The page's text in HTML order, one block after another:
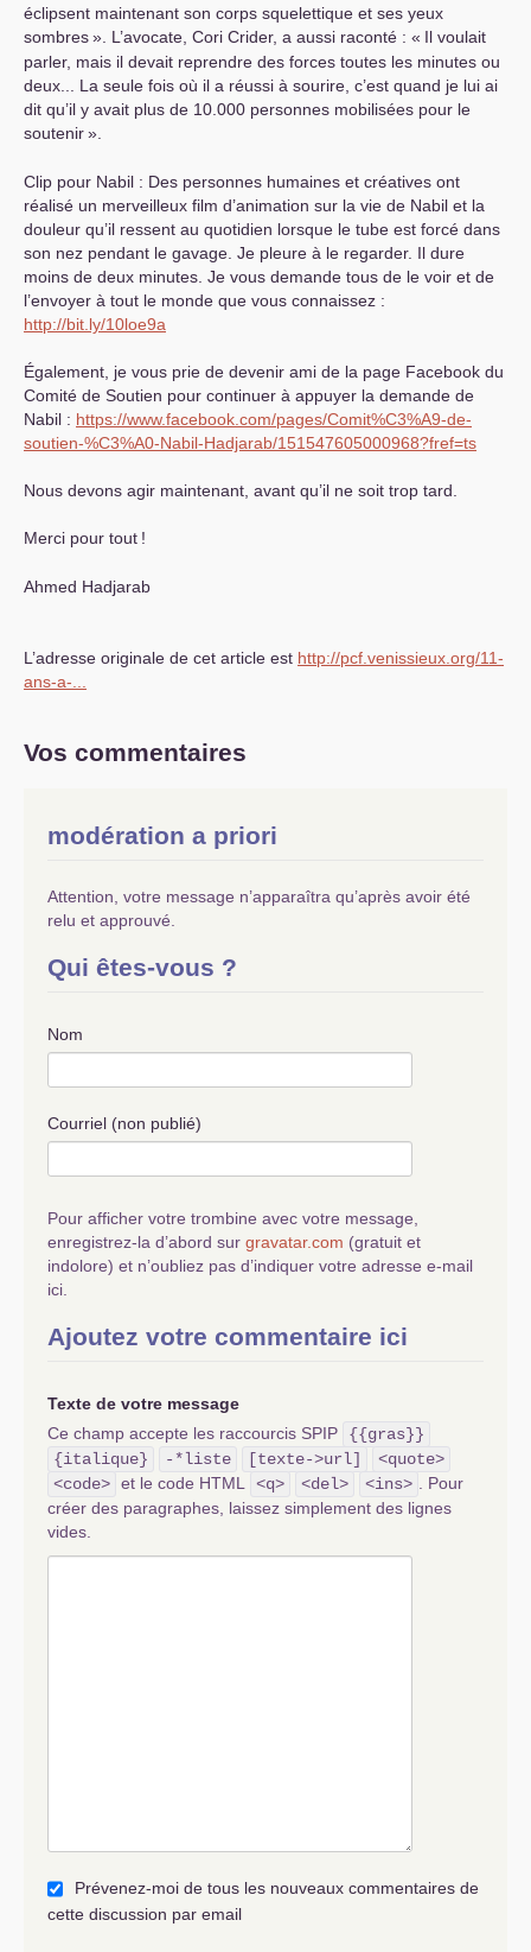
éclipsent maintenant son corps squelettique et ses yeux
sombres». L’avocate, Cori Crider, a aussi raconté : « Il voulait
parler, mais il devait reprendre des forces toutes les minutes ou
deux... La seule fois où il a réussi à sourire, c’est quand je lui ai
dit qu’il y avait plus de 10.000 personnes mobilisées pour le
soutenir».
Clip pour Nabil : Des personnes humaines et créatives ont
réalisé un merveilleux film d’animation sur la vie de Nabil et la
douleur qu’il ressent au quotidien lorsque le tube est forcé dans
son nez pendant le gavage. Je pleure à le regarder. Il dure
moins de deux minutes. Je vous demande tous de le voir et de
l’envoyer à tout le monde que vous connaissez :
http://bit.ly/10loe9a
Également, je vous prie de devenir ami de la page Facebook du
Comité de Soutien pour continuer à appuyer la demande de
Nabil : https://www.facebook.com/pages/Comit%C3%A9-de-
soutien-%C3%A0-Nabil-Hadjarab/151547605000968?fref=ts
Nous devons agir maintenant, avant qu’il ne soit trop tard.
Merci pour tout !
Ahmed Hadjarab
L’adresse originale de cet article est http://pcf.venissieux.org/11-
ans-a-...
Vos commentaires
modération a priori
Attention, votre message n’apparaîtra qu’après avoir été
relu et approuvé.
Qui êtes-vous ?
Nom
Courriel (non publié)
Pour afficher votre trombine avec votre message,
enregistrez-la d’abord sur gravatar.com (gratuit et
indolore) et n’oubliez pas d’indiquer votre adresse e-mail
ici.
Ajoutez votre commentaire ici
Texte de votre message
Ce champ accepte les raccourcis SPIP
{{gras}}
{italique}
-*liste [texte->url]
<quote>
<code> et le code HTML <q> <del> <ins>
. Pour
créer des paragraphes, laissez simplement des lignes
vides.
Prévenez-moi de tous les nouveaux commentaires de
cette discussion par email